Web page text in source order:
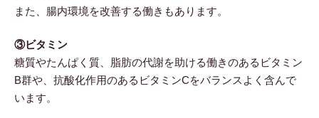
また、腸内環境を改善する働きもあります。
③ビタミン
糖質やたんぱく質、脂肪の代謝を助ける働きのあるビタミン
B群や、抗酸化作用のあるビタミンCをバランスよく含んで
います。